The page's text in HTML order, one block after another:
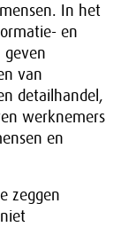
In het
en
geven
van
detailhandel,
werknemers
en
zeggen